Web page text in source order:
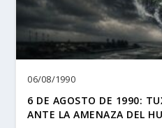
06/08/1990
6 DE AGOSTO DE 1990:
ANTE LA AMENAZA DEL